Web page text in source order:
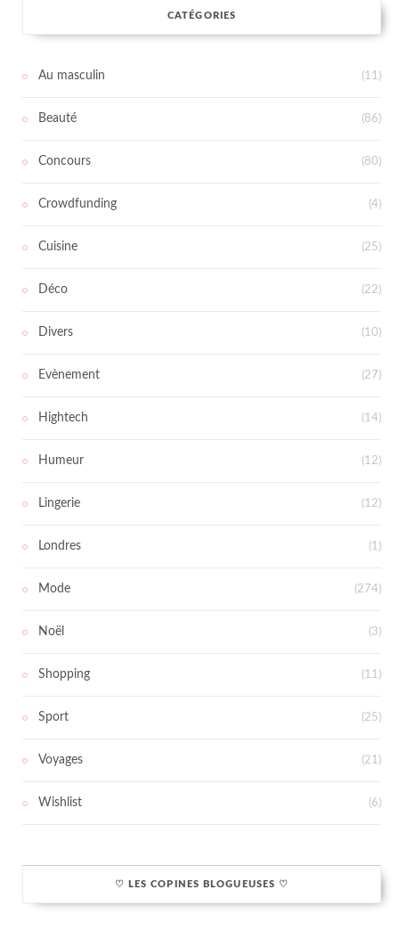
CATÉGORIES
Au masculin (11)
Beauté (86)
Concours (80)
Crowdfunding (4)
Cuisine (25)
Déco (22)
Divers (10)
Evènement (27)
Hightech (14)
Humeur (12)
Lingerie (12)
Londres (1)
Mode (274)
Noël (3)
Shopping (11)
Sport (25)
Voyages (21)
Wishlist (6)
♡ LES COPINES BLOGUEUSES ♡